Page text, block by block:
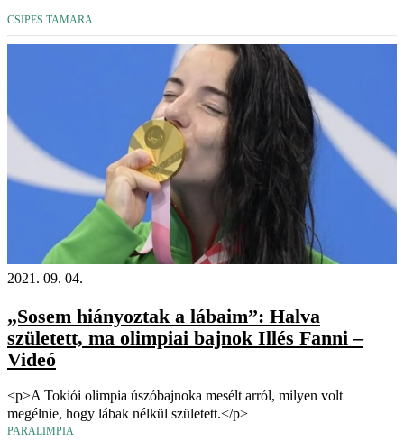
CSIPES TAMARA
2021. 09. 04.
„Sosem hiányoztak a lábaim”: Halva
született, ma olimpiai bajnok Illés Fanni –
Videó
<p>A Tokiói olimpia úszóbajnoka mesélt arról, milyen volt
megélnie, hogy lábak nélkül született.</p>
PARALIMPIA